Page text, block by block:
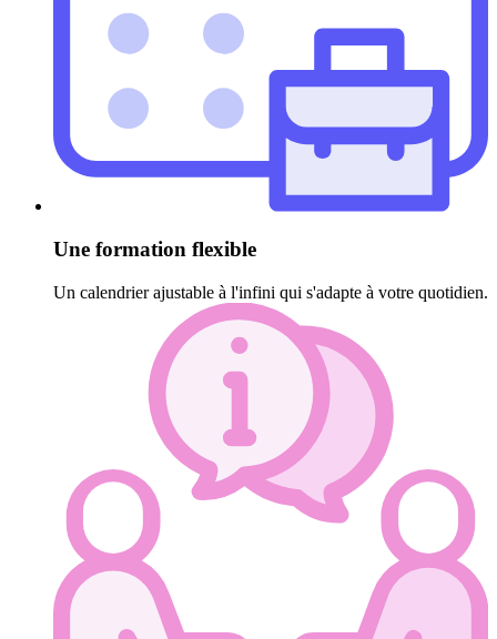
Une formation flexible
Un calendrier ajustable à l'infini qui s'adapte à votre quotidien.